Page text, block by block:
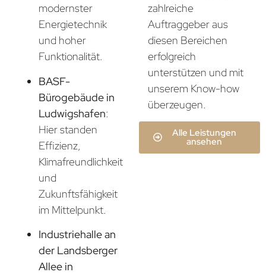
modernster
Energietechnik
und hoher
Funktionalität.
BASF-
Bürogebäude in
Ludwigshafen:
Hier standen
Effizienz,
Klimafreundlichkeit
und
Zukunftsfähigkeit
im Mittelpunkt.
Industriehalle an
der Landsberger
Allee in
zahlreiche
Auftraggeber aus
diesen Bereichen
erfolgreich
unterstützen und mit
unserem Know-how
überzeugen.
Alle Leistungen
ansehen